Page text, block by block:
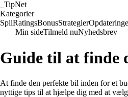
TipNet
Kategorier
SpilRatingsBonusStrategier
Min sideTilmeld nuNyhedsbrev
Guide til at finde
At finde den perfekte bil inden for et
nyttige tips til at hjælpe dig med at